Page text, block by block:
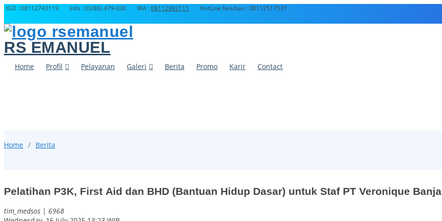
IGD : 08112743119 Info : (0286) 479-030 WA :08112992111 HotLine Keluhan : 08112517531
RS EMANUEL
Home Profil Pelayanan Galeri Berita Promo Karir Contact
Home Berita
Pelatihan P3K, First Aid dan BHD (Bantuan Hidup Dasar) untuk Staf PT Veronique
tim_medsos | 6968